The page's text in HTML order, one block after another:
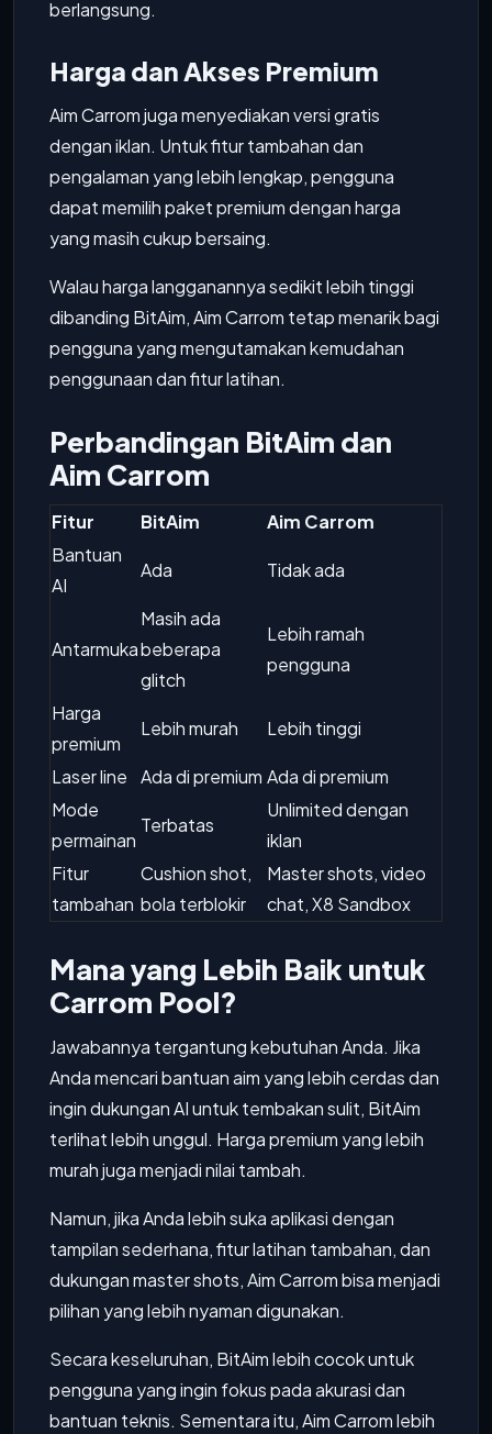
berlangsung.
Harga dan Akses Premium
Aim Carrom juga menyediakan versi gratis
dengan iklan. Untuk fitur tambahan dan
pengalaman yang lebih lengkap, pengguna
dapat memilih paket premium dengan harga
yang masih cukup bersaing.
Walau harga langganannya sedikit lebih tinggi
dibanding BitAim, Aim Carrom tetap menarik bagi
pengguna yang mengutamakan kemudahan
penggunaan dan fitur latihan.
Perbandingan BitAim dan
Aim Carrom
Fitur BitAim
Aim Carrom
Bantuan
AI
Ada Tidak ada
Antarmuka
Masih ada
beberapa
glitch
Lebih ramah
pengguna
Harga
premium
Lebih murah Lebih tinggi
Laser line Ada di premium Ada di premium
Mode
permainan
Terbatas
Unlimited dengan
iklan
Fitur
tambahan
Cushion shot,
bola terblokir
Master shots, video
chat, X8 Sandbox
Mana yang Lebih Baik untuk
Carrom Pool?
Jawabannya tergantung kebutuhan Anda. Jika
Anda mencari bantuan aim yang lebih cerdas dan
ingin dukungan AI untuk tembakan sulit, BitAim
terlihat lebih unggul. Harga premium yang lebih
murah juga menjadi nilai tambah.
Namun, jika Anda lebih suka aplikasi dengan
tampilan sederhana, fitur latihan tambahan, dan
dukungan master shots, Aim Carrom bisa menjadi
pilihan yang lebih nyaman digunakan.
Secara keseluruhan, BitAim lebih cocok untuk
pengguna yang ingin fokus pada akurasi dan
bantuan teknis. Sementara itu, Aim Carrom lebih